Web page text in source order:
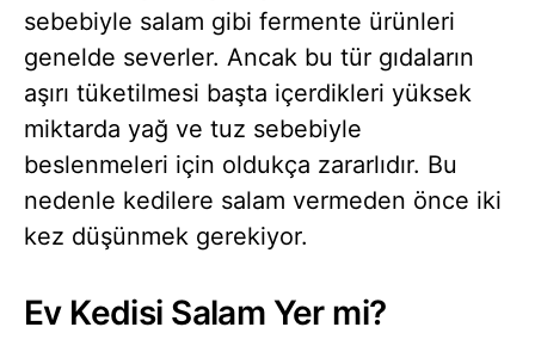
sebebiyle salam gibi fermente ürünleri
genelde severler. Ancak bu tür gıdaların
aşırı tüketilmesi başta içerdikleri yüksek
miktarda yağ ve tuz sebebiyle
beslenmeleri için oldukça zararlıdır. Bu
nedenle kedilere salam vermeden önce iki
kez düşünmek gerekiyor.
Ev Kedisi Salam Yer mi?